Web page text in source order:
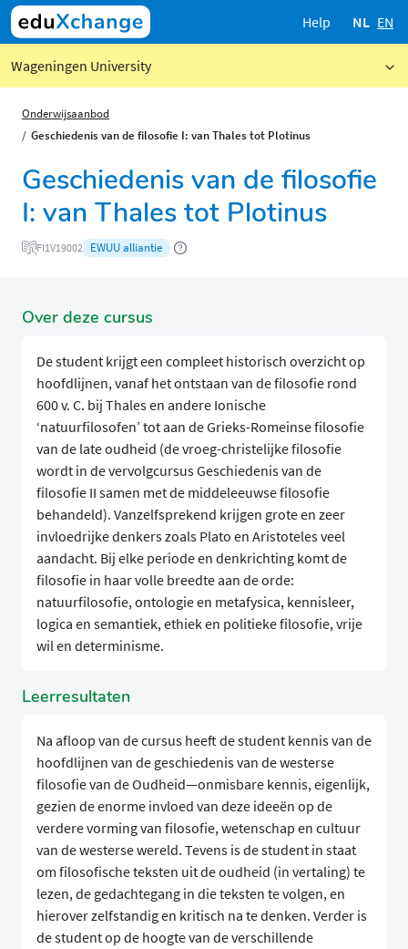
Help NL EN
Wageningen University
Onderwijsaanbod
Geschiedenis van de filosofie I: van Thales tot Plotinus
Geschiedenis van de filosofie
I: van Thales tot Plotinus
FI1V19002 EWUU alliantie
Over deze cursus
De student krijgt een compleet historisch overzicht op
hoofdlijnen, vanaf het ontstaan van de filosofie rond
600 v. C. bij Thales en andere Ionische
‘natuurfilosofen’ tot aan de Grieks-Romeinse filosofie
van de late oudheid (de vroeg-christelijke filosofie
wordt in de vervolgcursus Geschiedenis van de
filosofie II samen met de middeleeuwse filosofie
behandeld). Vanzelfsprekend krijgen grote en zeer
invloedrijke denkers zoals Plato en Aristoteles veel
aandacht. Bij elke periode en denkrichting komt de
filosofie in haar volle breedte aan de orde:
natuurfilosofie, ontologie en metafysica, kennisleer,
logica en semantiek, ethiek en politieke filosofie, vrije
wil en determinisme.
Leerresultaten
Na afloop van de cursus heeft de student kennis van de
hoofdlijnen van de geschiedenis van de westerse
filosofie van de Oudheid—onmisbare kennis, eigenlijk,
gezien de enorme invloed van deze ideeën op de
verdere vorming van filosofie, wetenschap en cultuur
van de westerse wereld. Tevens is de student in staat
om filosofische teksten uit de oudheid (in vertaling) te
lezen, de gedachtegang in die teksten te volgen, en
hierover zelfstandig en kritisch na te denken. Verder is
de student op de hoogte van de verschillende